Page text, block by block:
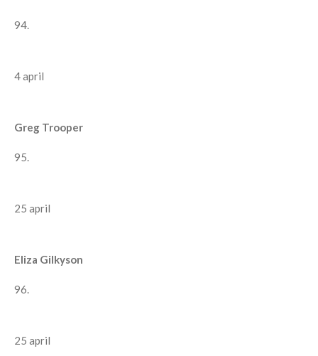
94.
4 april
Greg Trooper
95.
25 april
Eliza Gilkyson
96.
25 april